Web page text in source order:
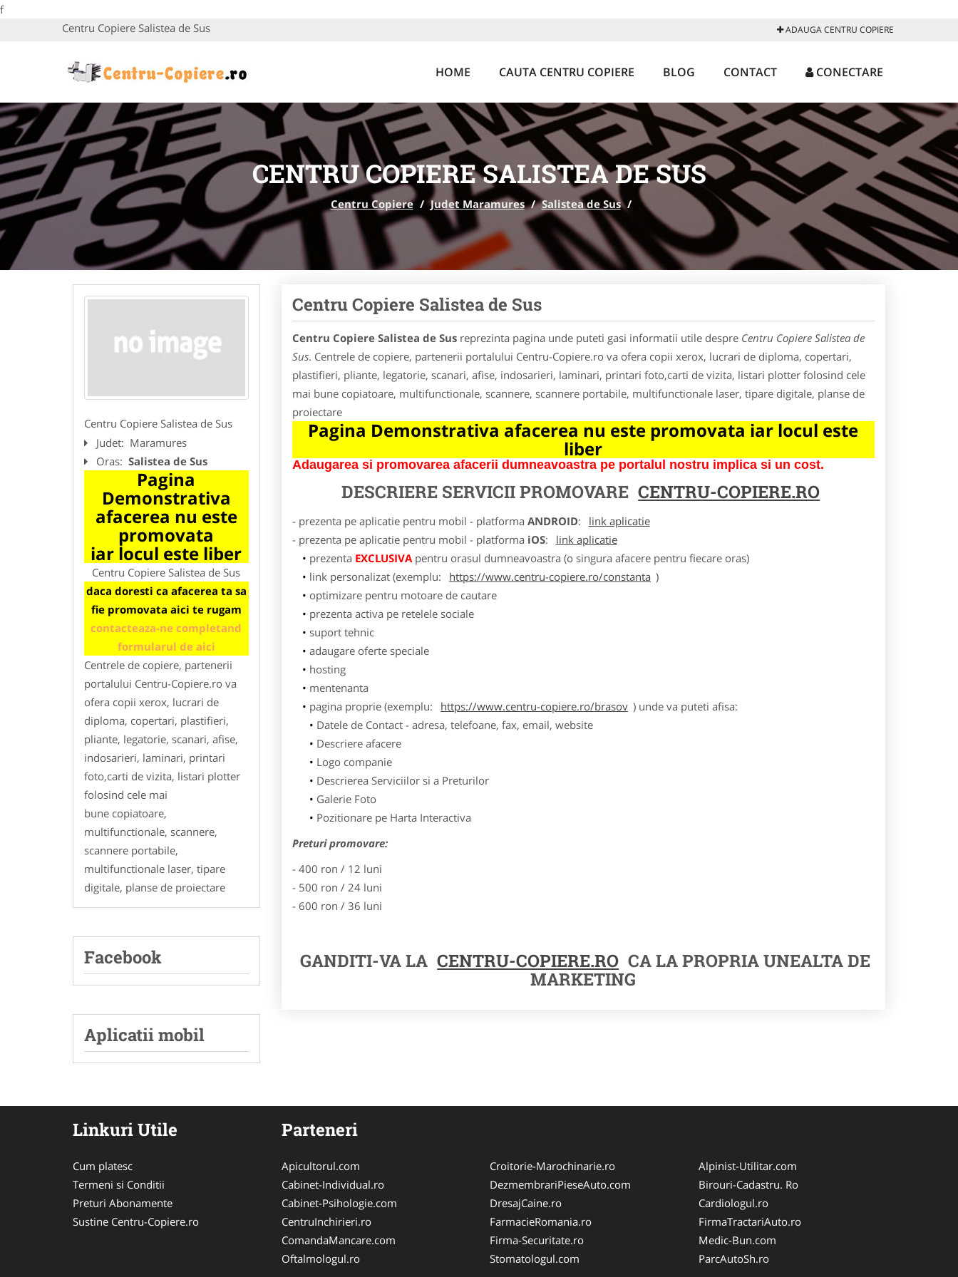
f
Centru Copiere Salistea de Sus
ADAUGA CENTRU COPIERE
HOME CAUTA CENTRU COPIERE BLOG CONTACT CONECTARE
CENTRU COPIERE SALISTEA DE SUS
Centru Copiere / Judet Maramures / Salistea de Sus /
Centru Copiere Salistea de Sus
Judet: Maramures
Oras: Salistea de Sus
Pagina
Demonstrativa
afacerea nu este
promovata
iar locul este liber
Centru Copiere Salistea de Sus
daca doresti ca afacerea ta sa
fie promovata aici te rugam
contacteaza-ne completand
formularul de aici
Centrele de copiere, partenerii
portalului Centru-Copiere.ro va
ofera copii xerox, lucrari de
diploma, copertari, plastifieri,
pliante, legatorie, scanari, afise,
indosarieri, laminari, printari
foto,carti de vizita, listari plotter
folosind cele mai
bune copiatoare,
multifunctionale, scannere,
scannere portabile,
multifunctionale laser, tipare
digitale, planse de proiectare
Facebook
Aplicatii mobil
Centru Copiere Salistea de Sus
Centru Copiere Salistea de Susreprezinta pagina unde puteti gasi informatii utile despre Centru Copiere Salistea de
Sus. Centrele de copiere, partenerii portalului Centru-Copiere.ro va ofera copii xerox, lucrari de diploma, copertari,
plastifieri, pliante, legatorie, scanari, afise, indosarieri, laminari, printari foto,carti de vizita, listari plotter folosind cele
mai bune copiatoare, multifunctionale, scannere, scannere portabile, multifunctionale laser, tipare digitale, planse de
proiectare
Pagina Demonstrativa afacerea nu este promovata iar locul este
liber
Adaugarea si promovarea afacerii dumneavoastra pe portalul nostru implica si un cost.
DESCRIERE SERVICII PROMOVARE CENTRU-COPIERE.RO
- prezenta pe aplicatie pentru mobil - platforma ANDROID:
link aplicatie
- prezenta pe aplicatie pentru mobil - platforma iOS:
link aplicatie
prezenta EXCLUSIVApentru orasul dumneavoastra (o singura afacere pentru fiecare oras)
link personalizat (exemplu:
https://www.centru-copiere.ro/constanta )
optimizare pentru motoare de cautare
prezenta activa pe retelele sociale
suport tehnic
adaugare oferte speciale
hosting
mentenanta
pagina proprie (exemplu:
https://www.centru-copiere.ro/brasov ) unde va puteti afisa:
Datele de Contact - adresa, telefoane, fax, email, website
Descriere afacere
Logo companie
Descrierea Serviciilor si a Preturilor
Galerie Foto
Pozitionare pe Harta Interactiva
Preturi promovare:
- 400 ron / 12 luni
- 500 ron / 24 luni
- 600 ron / 36 luni
GANDITI-VA LA CENTRU-COPIERE.RO CA LA PROPRIA UNEALTA DE
MARKETING
Linkuri Utile
Cum platesc
Termeni si Conditii
Preturi Abonamente
Sustine Centru-Copiere.ro
Parteneri
Apicultorul.com
Cabinet-Individual.ro
Cabinet-Psihologie.com
CentruInchirieri.ro
ComandaMancare.com
Oftalmologul.ro
Croitorie-Marochinarie.ro
DezmembrariPieseAuto.com
DresajCaine.ro
FarmacieRomania.ro
Firma-Securitate.ro
Stomatologul.com
Alpinist-Utilitar.com
Birouri-Cadastru. Ro
Cardiologul.ro
FirmaTractariAuto.ro
Medic-Bun.com
ParcAutoSh.ro